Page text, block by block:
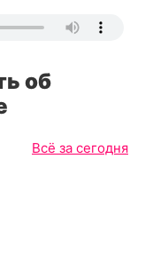
об
Всё за сегодня